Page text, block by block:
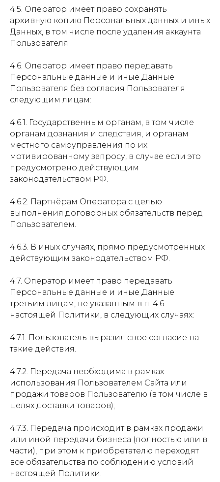
4.5. Оператор имеет право сохранять
архивную копию Персональных данных и иных
Данных, в том числе после удаления аккаунта
Пользователя.
4.6. Оператор имеет право передавать
Персональные данные и иные Данные
Пользователя без согласия Пользователя
следующим лицам:
4.6.1. Государственным органам, в том числе
органам дознания и следствия, и органам
местного самоуправления по их
мотивированному запросу, в случае если это
предусмотрено действующим
законодательством РФ.
4.6.2. Партнёрам Оператора c целью
выполнения договорных обязательств перед
Пользователем.
4.6.3. В иных случаях, прямо предусмотренных
действующим законодательством РФ.
4.7. Оператор имеет право передавать
Персональные данные и иные Данные
третьим лицам, не указанным в п. 4.6
настоящей Политики, в следующих случаях:
4.7.1. Пользователь выразил свое согласие на
такие действия.
4.7.2. Передача необходима в рамках
использования Пользователем Сайта или
продажи товаров Пользователю (в том числе в
целях доставки товаров);
4.7.3. Передача происходит в рамках продажи
или иной передачи бизнеса (полностью или в
части), при этом к приобретателю переходят
все обязательства по соблюдению условий
настоящей Политики.